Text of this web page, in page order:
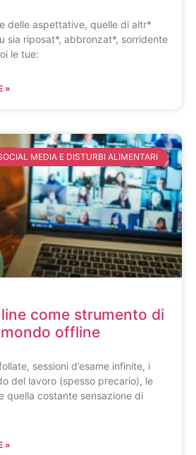
delle aspettative, quelle di altr*
sia riposat*, abbronzat*, sorridente
le tue:
»
MEDIA E DISTURBI ALIMENTARI
come strumento di
offline
sessioni d’esame infinite, i
del lavoro (spesso precario), le
quella costante sensazione di
»